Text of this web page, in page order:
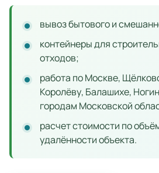
вывоз бытового и
контейнеры для
отходов;
работа по Москве,
Королёву, Балашихе,
городам Московской
расчет стоимости по
удалённости объекта.